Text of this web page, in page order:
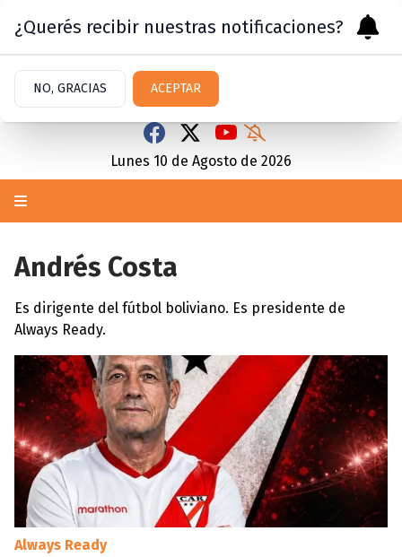
Lunes 10 de Agosto de 2026
Andrés Costa
Es dirigente del fútbol boliviano. Es presidente de
Always Ready.
Always Ready
¿Querés recibir nuestras notificaciones?
NO, GRACIAS ACEPTAR